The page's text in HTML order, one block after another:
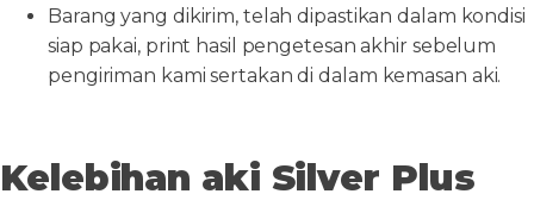
Barang yang dikirim, telah dipastikan dalam kondisi
siap pakai, print hasil pengetesan akhir sebelum
pengiriman kami sertakan di dalam kemasan aki.
Kelebihan aki Silver Plus